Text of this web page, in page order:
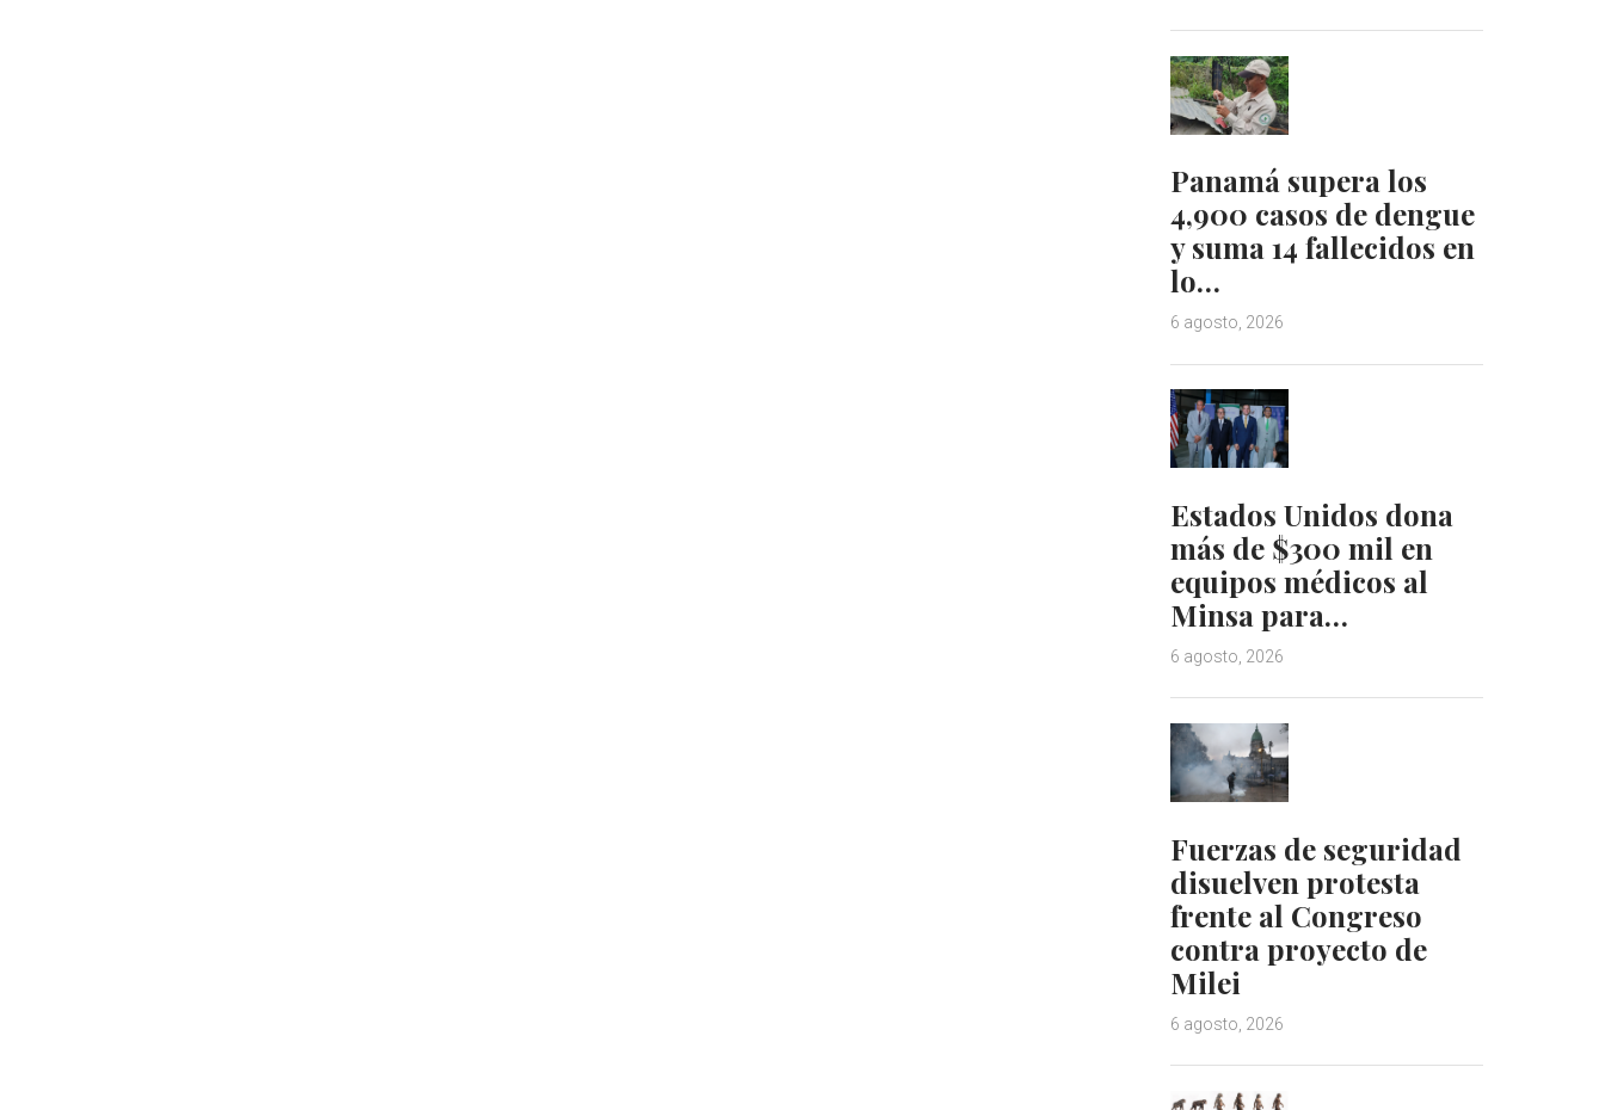
Panamá supera los
4,900 casos de dengue
y suma 14 fallecidos en
lo…
6 agosto, 2026
Estados Unidos dona
más de $300 mil en
equipos médicos al
Minsa para…
6 agosto, 2026
Fuerzas de seguridad
disuelven protesta
frente al Congreso
contra proyecto de
Milei
6 agosto, 2026